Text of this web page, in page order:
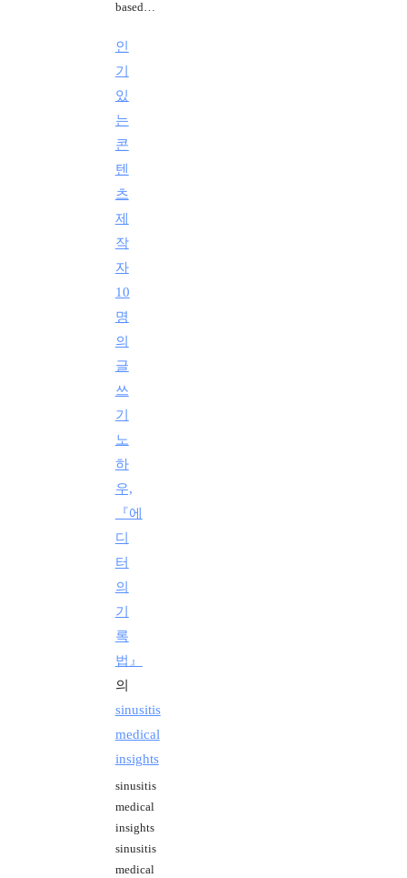
based…
인
기
있
는
콘
텐
츠
제
작
자
10
명
의
글
쓰
기
노
하
우,
『에
디
터
의
기
록
법』
의
sinusitis
medical
insights
sinusitis
medical
insights
sinusitis
medical